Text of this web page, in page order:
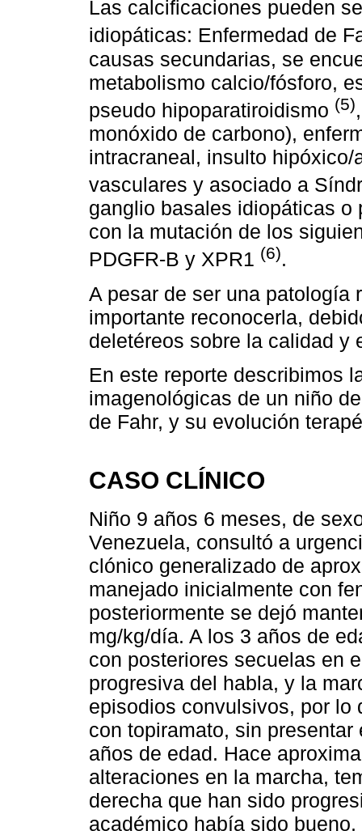
Las calcificaciones pueden
idiopáticas: Enfermedad de
causas secundarias, se
metabolismo calcio/fósforo,
pseudo hipoparatiroidismo (5)
monóxido de carbono),
intracraneal, insulto
vasculares y asociado a
ganglio basales idiopáticas o
con la mutación de los
PDGFR-B y XPR1 (6).
A pesar de ser una patología
importante reconocerla,
deletéreos sobre la calidad y
En este reporte describimos
imagenológicas de un niño
de Fahr, y su evolución
CASO CLÍNICO
Niño 9 años 6 meses, de
Venezuela, consultó a
clónico generalizado de
manejado inicialmente con
posteriormente se dejó
mg/kg/día. A los 3 años de
con posteriores secuelas en
progresiva del habla, y la
episodios convulsivos, por lo
con topiramato, sin
años de edad. Hace
alteraciones en la marcha,
derecha que han sido
académico había sido